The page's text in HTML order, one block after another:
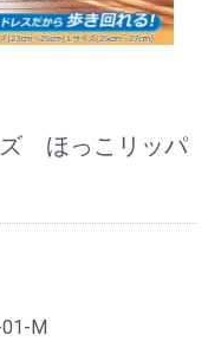
ズ ほっこリッパ
M